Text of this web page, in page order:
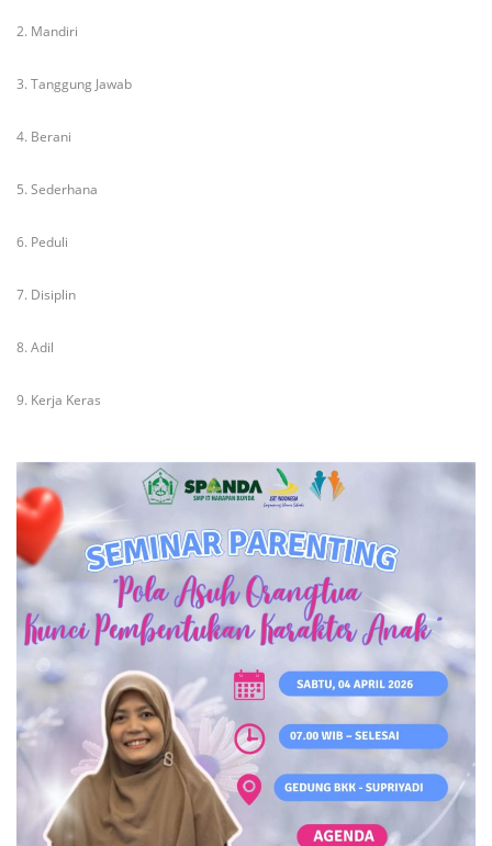
2. Mandiri
3. Tanggung Jawab
4. Berani
5. Sederhana
6. Peduli
7. Disiplin
8. Adil
9. Kerja Keras